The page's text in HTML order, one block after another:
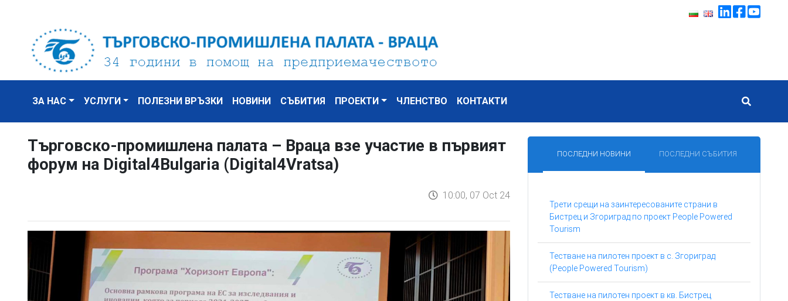
ЗА НАС УСЛУГИ ПОЛЕЗНИ ВРЪЗКИ НОВИНИ СЪБИТИЯ ПРОЕКТИ ЧЛЕНСТВО КОНТАКТИ
Търговско-промишлена палата – Враца взе участие в първият
форум на Digital4Bulgaria (Digital4Vratsa)
10:00, 07 Oct 24
ПОСЛЕДНИ НОВИНИ ПОСЛЕДНИ СЪБИТИЯ
Трети срещи на заинтересованите страни в
Бистрец и Згориград по проект People Powered
Tourism
Тестване на пилотен проект в с. Згориград
(People Powered Tourism)
Тестване на пилотен проект в кв. Бистрец